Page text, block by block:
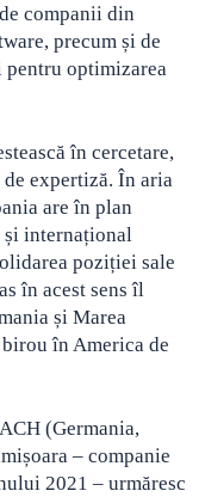
companii din
precum și de
pentru optimizarea
în cercetare,
expertiză. În aria
are în plan
și internațional
poziției sale
în acest sens îl
și Marea
în America de
(Germania,
– companie
2021 – urmăresc